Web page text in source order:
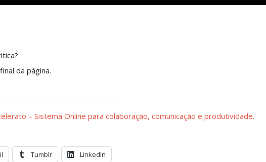
da página.
– Sistema Online para colaboração, comunicação e produtividade.
Tumblr LinkedIn